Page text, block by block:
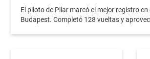
El piloto de Pilar marcó el mejor registro
Budapest. Completó 128 vueltas y